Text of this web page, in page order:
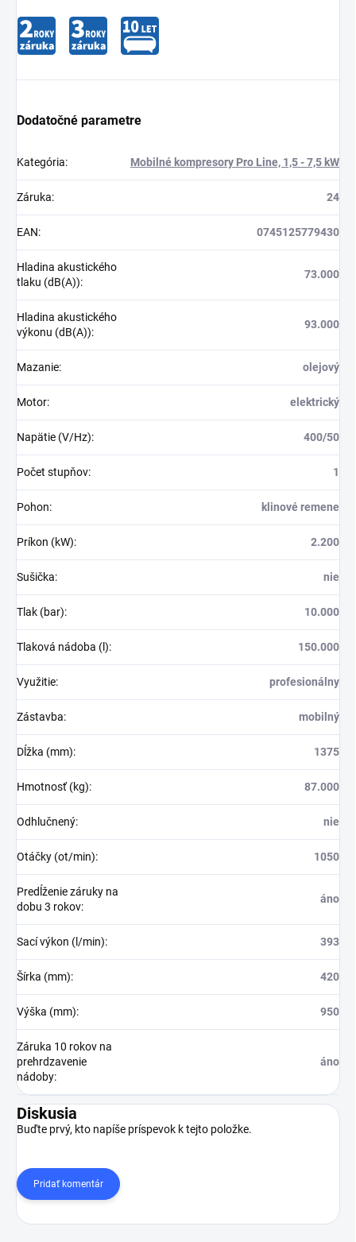
Dodatočné parametre
Kategória: Mobilné kompresory Pro Line, 1,5 - 7,5 kW
Záruka: 24
EAN: 0745125779430
Hladina akustického
tlaku (dB(A)):
73.000
Hladina akustického
výkonu (dB(A)):
93.000
Mazanie: olejový
Motor: elektrický
Napätie (V/Hz): 400/50
Počet stupňov: 1
Pohon: klinové remene
Príkon (kW): 2.200
Sušička: nie
Tlak (bar): 10.000
Tlaková nádoba (l): 150.000
Využitie: profesionálny
Zástavba: mobilný
Dĺžka (mm): 1375
Hmotnosť (kg): 87.000
Odhlučnený: nie
Otáčky (ot/min): 1050
Predĺženie záruky na
dobu 3 rokov:
áno
Sací výkon (l/min): 393
Šírka (mm): 420
Výška (mm): 950
Záruka 10 rokov na
prehrdzavenie
nádoby:
áno
Diskusia
Buďte prvý, kto napíše príspevok k tejto položke.
Pridať komentár